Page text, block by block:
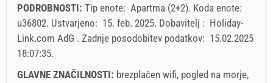
PODROBNOSTI: Tip enote: Apartma (2+2). Koda enote:
u36802. Ustvarjeno: 15. feb. 2025. Dobavitelj : Holiday-
Link.com AdG . Zadnje posodobitev podatkov: 15.02.2025
18:07:35.
GLAVNE ZNAČILNOSTI: brezplačen wifi, pogled na morje,